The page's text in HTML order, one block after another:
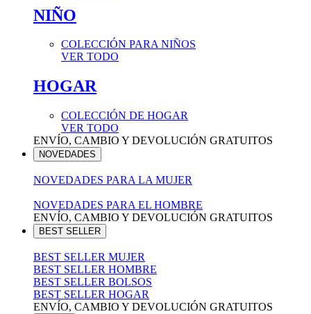
NIÑO
COLECCIÓN PARA NIÑOS
VER TODO
HOGAR
COLECCIÓN DE HOGAR
VER TODO
ENVÍO, CAMBIO Y DEVOLUCIÓN GRATUITOS
NOVEDADES
NOVEDADES PARA LA MUJER
NOVEDADES PARA EL HOMBRE
ENVÍO, CAMBIO Y DEVOLUCIÓN GRATUITOS
BEST SELLER
BEST SELLER MUJER
BEST SELLER HOMBRE
BEST SELLER BOLSOS
BEST SELLER HOGAR
ENVÍO, CAMBIO Y DEVOLUCIÓN GRATUITOS